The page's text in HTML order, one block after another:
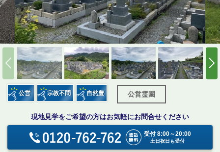
公営 宗教不問 自然豊 公営霊園
現地見学をご希望の方はお気軽にお問合せください
受付 8:00～20:00
土日祝日も受付